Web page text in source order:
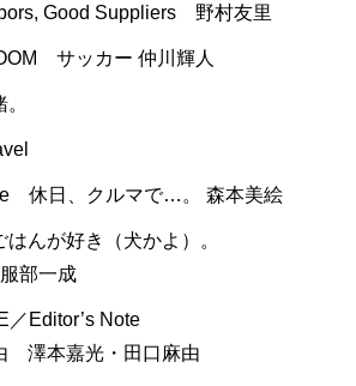
Good Suppliers 野村友里
サッカー 仲川輝人
休日、クルマで…。 森本美絵
んが好き（犬かよ）。
部一成
／Editor’s Note
澤本嘉光・田口麻由